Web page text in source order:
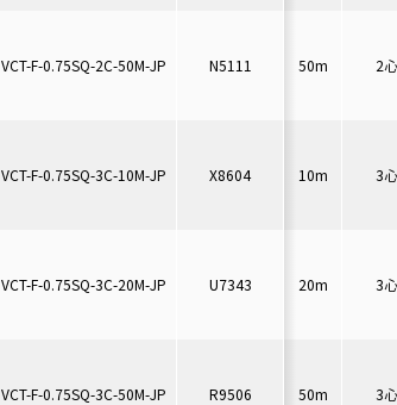
VCT-F-0.75SQ-2C-50M-JP N5111
VCT-F-0.75SQ-3C-10M-JP X8604
VCT-F-0.75SQ-3C-20M-JP U7343
VCT-F-0.75SQ-3C-50M-JP R9506
50m 2心
10m 3心
20m 3心
50m 3心